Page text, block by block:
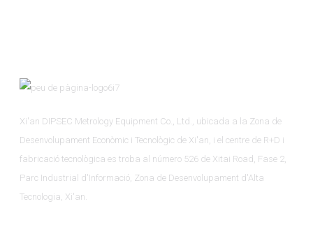
Xi'an DIPSEC Metrology Equipment Co., Ltd., ubicada a la Zona de
Desenvolupament Econòmic i Tecnològic de Xi'an, i el centre de R+D i
fabricació tecnològica es troba al número 526 de Xitai Road, Fase 2,
Parc Industrial d'Informació, Zona de Desenvolupament d'Alta
Tecnologia, Xi'an.